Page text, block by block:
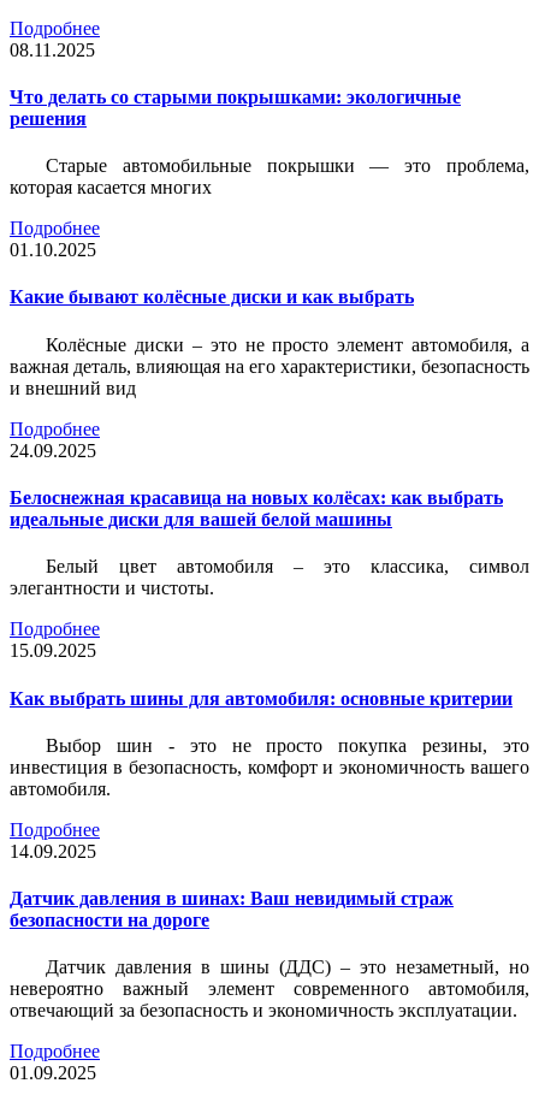
Подробнее
08.11.2025
Что делать со старыми покрышками: экологичные
решения
Старые автомобильные покрышки — это проблема,
которая касается многих
Подробнее
01.10.2025
Какие бывают колёсные диски и как выбрать
Колёсные диски – это не просто элемент автомобиля, а
важная деталь, влияющая на его характеристики, безопасность
и внешний вид
Подробнее
24.09.2025
Белоснежная красавица на новых колёсах: как выбрать
идеальные диски для вашей белой машины
Белый цвет автомобиля – это классика, символ
элегантности и чистоты.
Подробнее
15.09.2025
Как выбрать шины для автомобиля: основные критерии
Выбор шин - это не просто покупка резины, это
инвестиция в безопасность, комфорт и экономичность вашего
автомобиля.
Подробнее
14.09.2025
Датчик давления в шинах: Ваш невидимый страж
безопасности на дороге
Датчик давления в шины (ДДС) – это незаметный, но
невероятно важный элемент современного автомобиля,
отвечающий за безопасность и экономичность эксплуатации.
Подробнее
01.09.2025